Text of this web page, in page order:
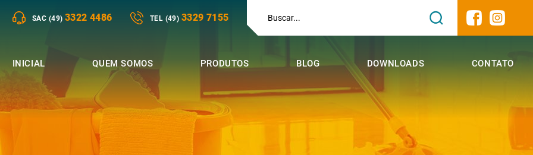
SAC (49) 3322 4486 TEL (49) 3329 7155
INICIAL QUEM SOMOS PRODUTOS BLOG DOWNLOADS CONTATO